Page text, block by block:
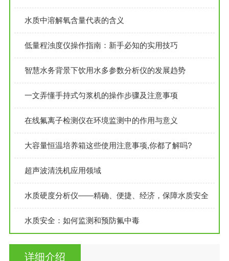
水质中溶解氧含量代表的含义
低量程浊度仪操作指南：新手必知的实用技巧
智慧水务背景下饮用水多参数分析仪的发展趋势
一文弄懂手持式匀浆机的操作步骤及注意事项
在线氟离子检测仪在环境监测中的作用与意义
大容量恒温培养箱这些使用注意事项,你都了解吗?
超声波清洗机应用领域
水质硬度分析仪——精确、便捷、经济，保障水质安全
水质安全：如何监测和预防氟中毒
详细介绍